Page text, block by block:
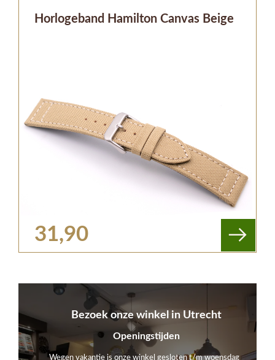
Horlogeband Hamilton Canvas Beige
31,90
Bezoek onze winkel in Utrecht
Openingstijden
Wegen vakantie is onze winkel gesloten t/m woensdag